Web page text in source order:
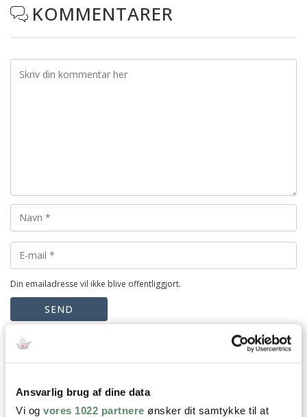
Ansvarlig brug af dine data
Vi og vores 1022 partnere ønsker dit samtykke til at
 KOMMENTARER
Din emailadresse vil ikke blive offentliggjort.
SEND